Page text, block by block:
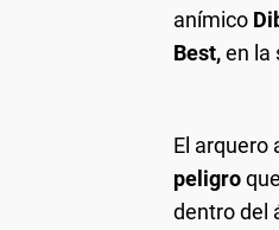
anímico
Best,en la
El arquero
peligro
dentro del